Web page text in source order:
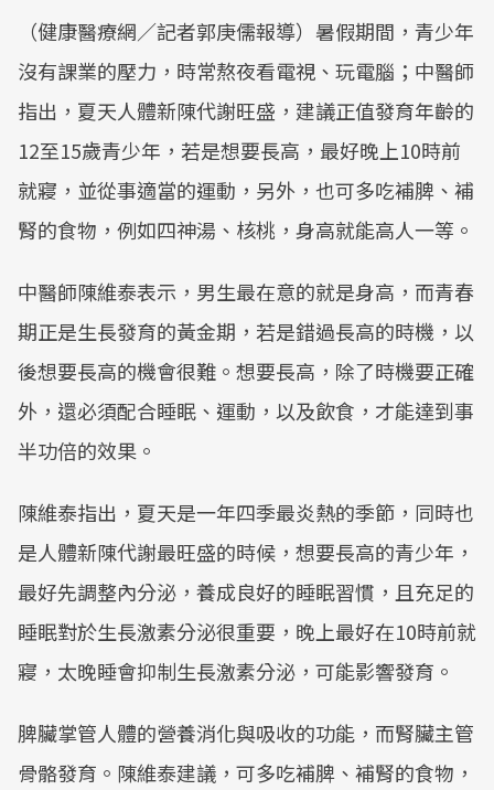
（健康醫療網／記者郭庚儒報導）暑假期間，青少年
沒有課業的壓力，時常熬夜看電視、玩電腦；中醫師
指出，夏天人體新陳代謝旺盛，建議正值發育年齡的
12至15歲青少年，若是想要長高，最好晚上10時前
就寢，並從事適當的運動，另外，也可多吃補脾、補
腎的食物，例如四神湯、核桃，身高就能高人一等。
中醫師陳維泰表示，男生最在意的就是身高，而青春
期正是生長發育的黃金期，若是錯過長高的時機，以
後想要長高的機會很難。想要長高，除了時機要正確
外，還必須配合睡眠、運動，以及飲食，才能達到事
半功倍的效果。
陳維泰指出，夏天是一年四季最炎熱的季節，同時也
是人體新陳代謝最旺盛的時候，想要長高的青少年，
最好先調整內分泌，養成良好的睡眠習慣，且充足的
睡眠對於生長激素分泌很重要，晚上最好在10時前就
寢，太晚睡會抑制生長激素分泌，可能影響發育。
脾臟掌管人體的營養消化與吸收的功能，而腎臟主管
骨骼發育。陳維泰建議，可多吃補脾、補腎的食物，